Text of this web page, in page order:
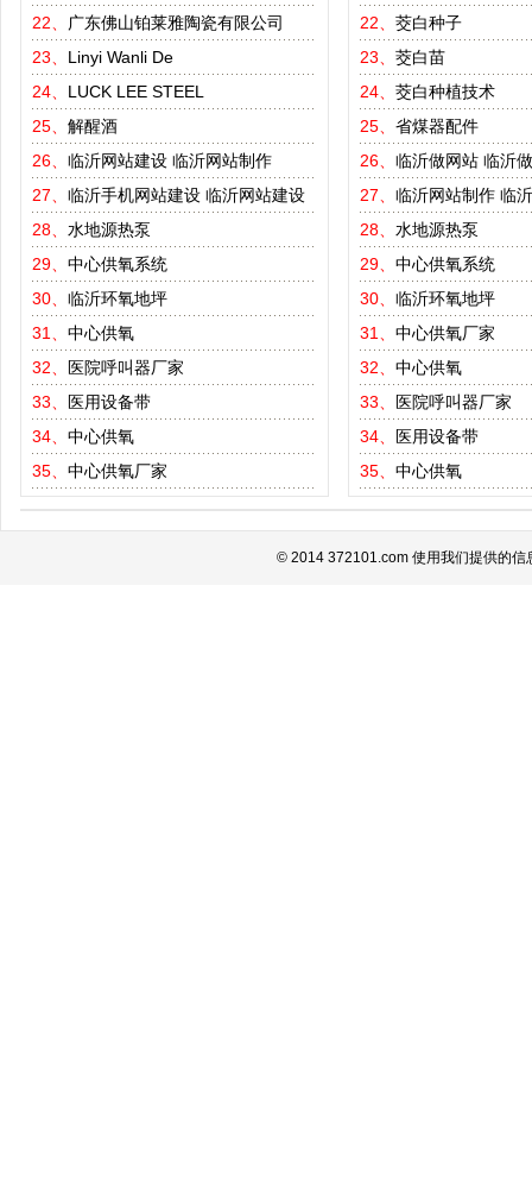
22、
广东佛山铂莱雅陶瓷有限公司
23、 Linyi Wanli De
24、 LUCK LEE STEEL
25、 解醒酒
26、 临沂网站建设 临沂网站制作
27、 临沂手机网站建设 临沂网站建设
28、 水地源热泵
29、 中心供氧系统
30、 临沂环氧地坪
31、 中心供氧
32、
医院呼叫器厂家
33、
医用设备带
34、 中心供氧
35、 中心供氧厂家
22、 茭白种子
23、 茭白苗
24、 茭白种植技术
25、 省煤器配件
26、 临沂做网站 临沂
27、 临沂网站制作 临
28、 水地源热泵
29、 中心供氧系统
30、 临沂环氧地坪
31、 中心供氧厂家
32、 中心供氧
33、
医院呼叫器厂家
34、
医用设备带
35、 中心供氧
© 2014 372101.com 使用我们提供的信